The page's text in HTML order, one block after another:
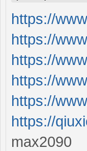
https://
https://
https://
https://
https://
https://
max2090